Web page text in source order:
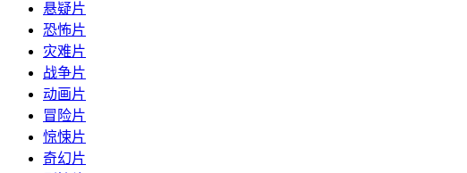
悬疑片
恐怖片
灾难片
战争片
动画片
冒险片
惊悚片
奇幻片